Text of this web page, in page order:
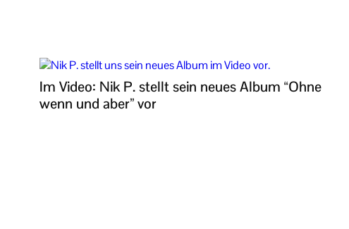
Im Video: Nik P. stellt sein neues Album “Ohne
wenn und aber” vor